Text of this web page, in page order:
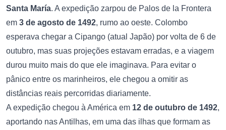
Santa María. A expedição zarpou de Palos de la Frontera
em 3 de agosto de 1492, rumo ao oeste. Colombo
esperava chegar a Cipango (atual Japão) por volta de 6 de
outubro, mas suas projeções estavam erradas, e a viagem
durou muito mais do que ele imaginava. Para evitar o
pânico entre os marinheiros, ele chegou a omitir as
distâncias reais percorridas diariamente.
A expedição chegou à América em 12 de outubro de 1492,
aportando nas Antilhas, em uma das ilhas que formam as